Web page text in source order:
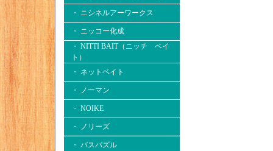
・ ニシネルアーワークス
・ ニッコー化成
・ NITTI BAIT（ニッチ ベイ
ト）
・ ネットベイト
・ ノーマン
・ NOIKE
・ ノリーズ
・ バスパズル